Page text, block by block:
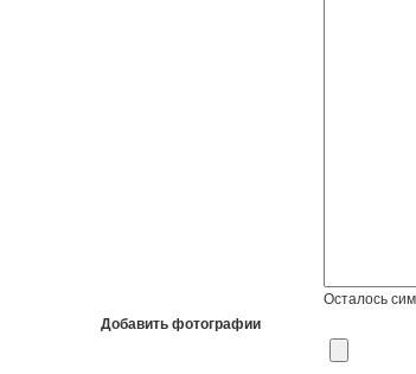
Осталось
Добавить фотографии